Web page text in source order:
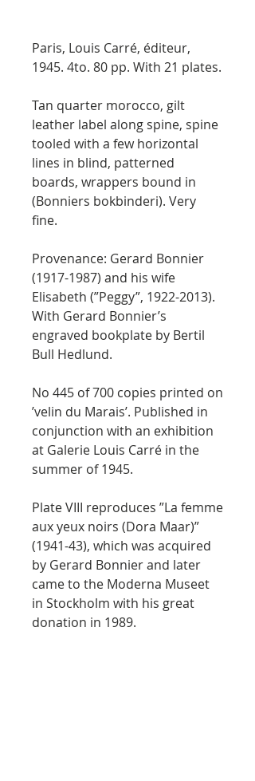
Paris, Louis Carré, éditeur,
1945. 4to. 80 pp. With 21 plates.
Tan quarter morocco, gilt
leather label along spine, spine
tooled with a few horizontal
lines in blind, patterned
boards, wrappers bound in
(Bonniers bokbinderi). Very
fine.
Provenance: Gerard Bonnier
(1917-1987) and his wife
Elisabeth (”Peggy”, 1922-2013).
With Gerard Bonnier’s
engraved bookplate by Bertil
Bull Hedlund.
No 445 of 700 copies printed on
’velin du Marais’. Published in
conjunction with an exhibition
at Galerie Louis Carré in the
summer of 1945.
Plate VIII reproduces ”La femme
aux yeux noirs (Dora Maar)”
(1941-43), which was acquired
by Gerard Bonnier and later
came to the Moderna Museet
in Stockholm with his great
donation in 1989.